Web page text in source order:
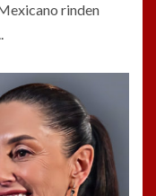
rinden